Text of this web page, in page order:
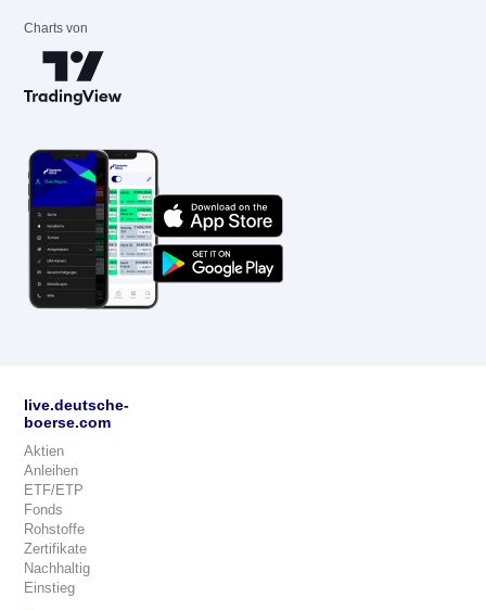
Charts von
live.deutsche-
boerse.com
Aktien
Anleihen
ETF/ETP
Fonds
Rohstoffe
Zertifikate
Nachhaltig
Einstieg